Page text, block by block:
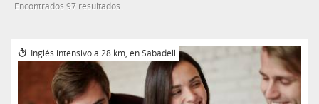
Encontrados 97 resultados.
Inglés intensivo a 28 km, en Sabadell